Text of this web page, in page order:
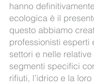
hanno
ecologica è il
questo abbiamo
professionisti esperti
settori e nelle
segmenti specifici
rifiuti, l’idrico e la